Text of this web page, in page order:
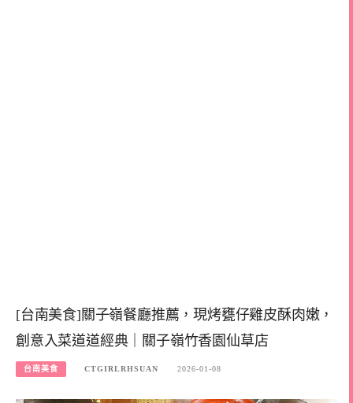
[台南美食]關子嶺餐廳推薦，現烤甕仔雞皮酥肉嫩，
創意入菜道道經典｜關子嶺竹香園仙草店
台南美食 CTGIRLRHSUAN 2026-01-08